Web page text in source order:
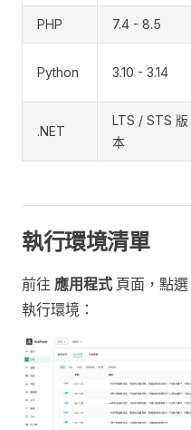
PHP 7.4 - 8.5
Python 3.10 - 3.14
.NET
LTS / STS 版
本
執行環境清單
前往 應用程式 頁面，點選
執行環境：